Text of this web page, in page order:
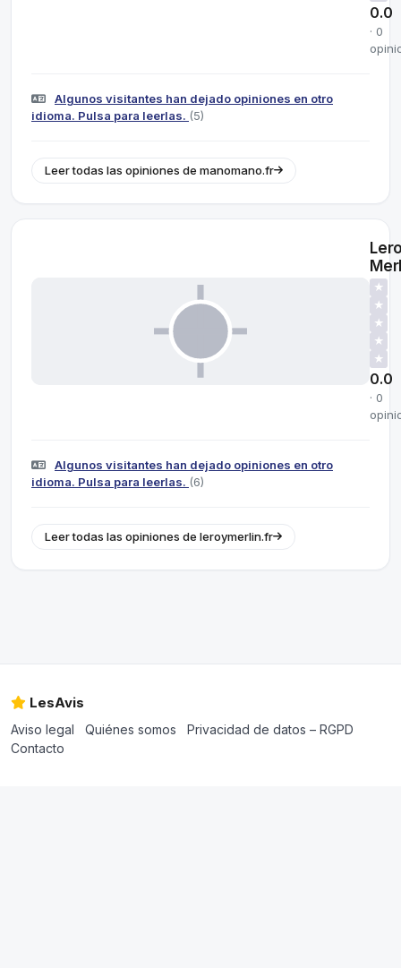
0.0
· 0
Algunos visitantes han dejado opiniones en otro
idioma. Pulsa para leerlas. (5)
Leer todas las opiniones de manomano.fr
★
★
★
★
★
0.0
· 0
Algunos visitantes han dejado opiniones en otro
idioma. Pulsa para leerlas. (6)
Leer todas las opiniones de leroymerlin.fr
LesAvis
Aviso legal Quiénes somos
Privacidad de datos – RGPD
Contacto